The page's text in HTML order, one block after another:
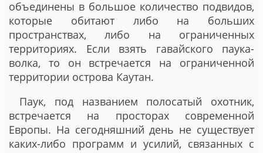
объединены в большое количество подвидов,
которые обитают либо на больших
пространствах, либо на ограниченных
территориях. Если взять гавайского паука-
волка, то он встречается на ограниченной
территории острова Каутан.
Паук, под названием полосатый охотник,
встречается на просторах современной
Европы. На сегодняшний день не существует
каких-либо программ и усилий, связанных с